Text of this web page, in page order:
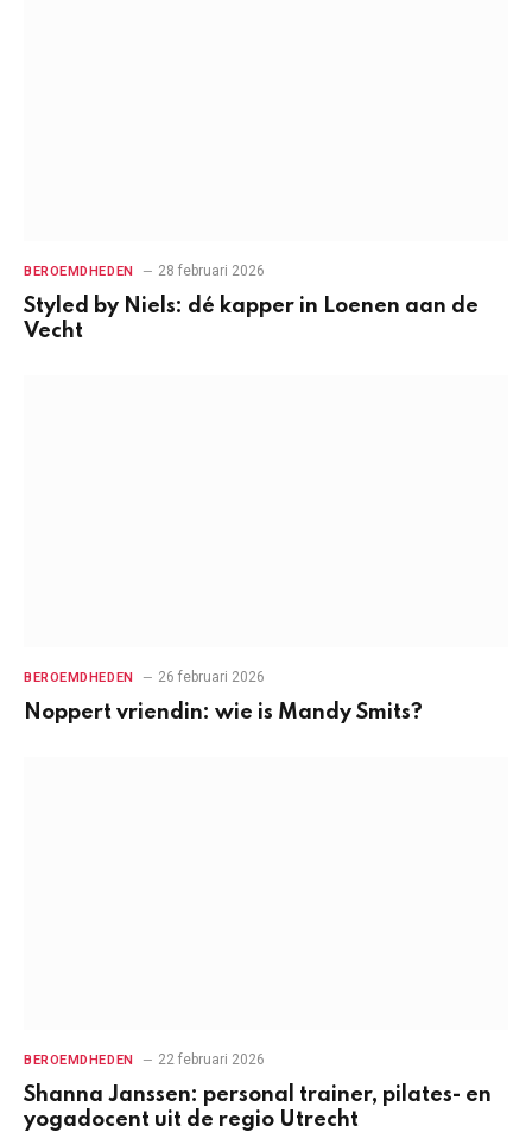
BEROEMDHEDEN 28 februari 2026
Styled by Niels: dé kapper in Loenen aan de
Vecht
BEROEMDHEDEN 26 februari 2026
Noppert vriendin: wie is Mandy Smits?
BEROEMDHEDEN 22 februari 2026
Shanna Janssen: personal trainer, pilates- en
yogadocent uit de regio Utrecht